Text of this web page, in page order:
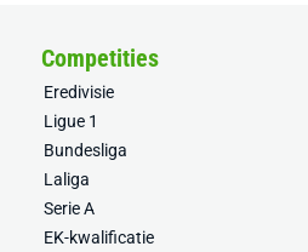
Competities
Eredivisie
Ligue 1
Bundesliga
Laliga
Serie A
EK-kwalificatie